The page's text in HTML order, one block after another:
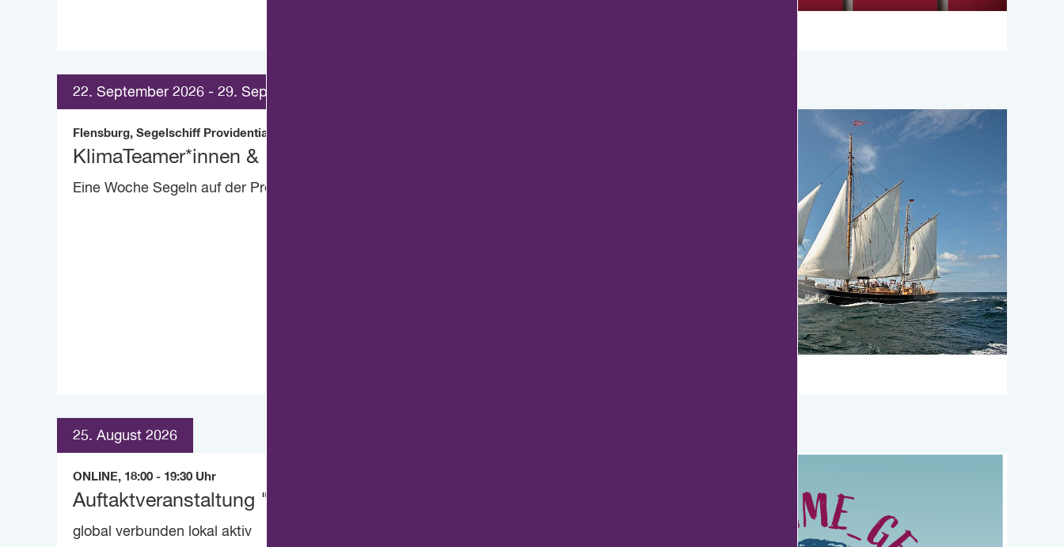
22. September 2026 - 29. September 2026
Flensburg, Segelschiff Providentia
KlimaTeamer*innen & Friends-Törn
Eine Woche Segeln auf der Providentia.
25. August 2026
ONLINE, 18:00 - 19:30 Uhr
Auftaktveranstaltung "lebens_räume_gestalten"*
global verbunden lokal aktiv